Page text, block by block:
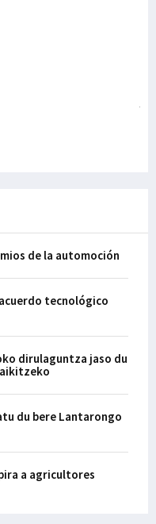
de la automoción
tecnológico
dirulaguntza jaso du
du bere Lantarongo
a agricultores